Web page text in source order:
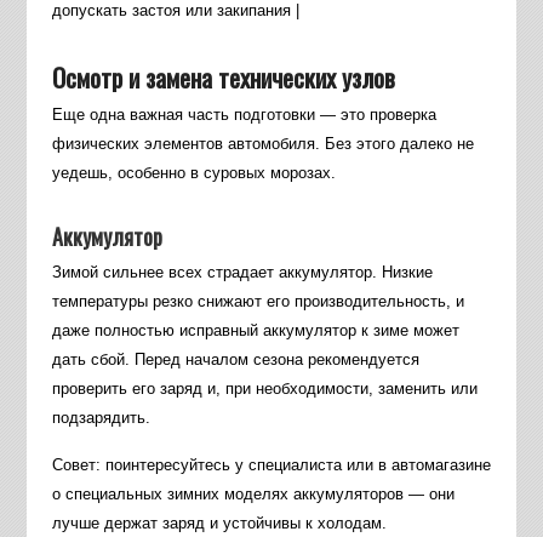
допускать застоя или закипания |
Осмотр и замена технических узлов
Еще одна важная часть подготовки — это проверка
физических элементов автомобиля. Без этого далеко не
уедешь, особенно в суровых морозах.
Аккумулятор
Зимой сильнее всех страдает аккумулятор. Низкие
температуры резко снижают его производительность, и
даже полностью исправный аккумулятор к зиме может
дать сбой. Перед началом сезона рекомендуется
проверить его заряд и, при необходимости, заменить или
подзарядить.
Совет: поинтересуйтесь у специалиста или в автомагазине
о специальных зимних моделях аккумуляторов — они
лучше держат заряд и устойчивы к холодам.